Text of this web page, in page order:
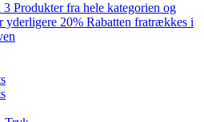
Produkter fra hele kategorien og
yderligere 20% Rabatten fratrækkes i